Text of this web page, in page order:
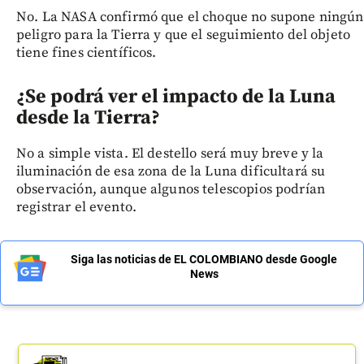
No. La NASA confirmó que el choque no supone ningún
peligro para la Tierra y que el seguimiento del objeto
tiene fines científicos.
¿Se podrá ver el impacto de la Luna
desde la Tierra?
No a simple vista. El destello será muy breve y la
iluminación de esa zona de la Luna dificultará su
observación, aunque algunos telescopios podrían
registrar el evento.
Siga las noticias de EL COLOMBIANO desde Google
News